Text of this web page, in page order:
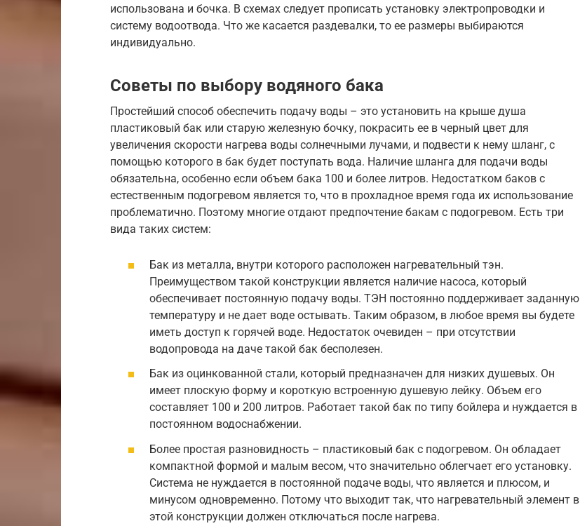
использована и бочка. В схемах следует прописать установку электропроводки и
систему водоотвода. Что же касается раздевалки, то ее размеры выбираются
индивидуально.
Советы по выбору водяного бака
Простейший способ обеспечить подачу воды – это установить на крыше душа
пластиковый бак или старую железную бочку, покрасить ее в черный цвет для
увеличения скорости нагрева воды солнечными лучами, и подвести к нему шланг, с
помощью которого в бак будет поступать вода. Наличие шланга для подачи воды
обязательна, особенно если объем бака 100 и более литров. Недостатком баков с
естественным подогревом является то, что в прохладное время года их использование
проблематично. Поэтому многие отдают предпочтение бакам с подогревом. Есть три
вида таких систем:
Бак из металла, внутри которого расположен нагревательный тэн.
Преимуществом такой конструкции является наличие насоса, который
обеспечивает постоянную подачу воды. ТЭН постоянно поддерживает заданную
температуру и не дает воде остывать. Таким образом, в любое время вы будете
иметь доступ к горячей воде. Недостаток очевиден – при отсутствии
водопровода на даче такой бак бесполезен.
Бак из оцинкованной стали, который предназначен для низких душевых. Он
имеет плоскую форму и короткую встроенную душевую лейку. Объем его
составляет 100 и 200 литров. Работает такой бак по типу бойлера и нуждается в
постоянном водоснабжении.
Более простая разновидность – пластиковый бак с подогревом. Он обладает
компактной формой и малым весом, что значительно облегчает его установку.
Система не нуждается в постоянной подаче воды, что является и плюсом, и
минусом одновременно. Потому что выходит так, что нагревательный элемент в
этой конструкции должен отключаться после нагрева.